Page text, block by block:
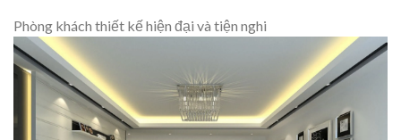
Phòng khách thiết kế hiện đại và tiện nghi